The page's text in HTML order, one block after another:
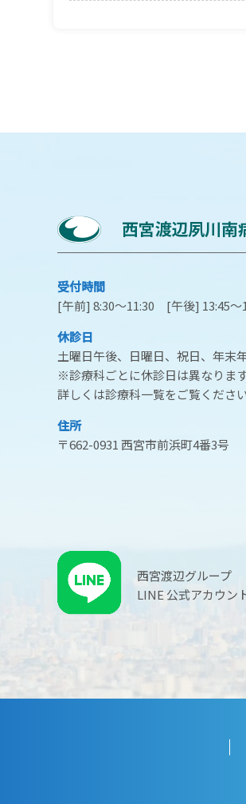
受付時間
[午前] 8:30～11:30 [午後] 13:45～
休診日
土曜日午後、日曜日、祝日、年末
※診療科ごとに休診日は異なります
詳しくは診療科一覧をご覧ください
住所
〒662-0931 西宮市前浜町4番3号
西宮渡辺グループ
LINE 公式アカウン